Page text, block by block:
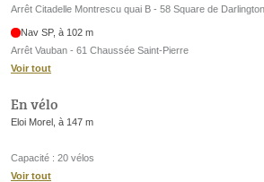
Arrêt Citadelle Montrescu quai B - 58 Square de Darlington
Nav SP, à 102 m
Arrêt Vauban - 61 Chaussée Saint-Pierre
Voir tout
En vélo
Eloi Morel, à 147 m
Capacité : 20 vélos
Voir tout